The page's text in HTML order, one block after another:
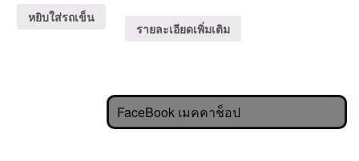
หยิบใส่รถเข็น
รายละเอียดเพิ่มเติม
FaceBook เมคคาช็อป